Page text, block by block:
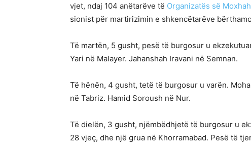
vjet, ndaj 104 anëtarëve të Organizatës së
sionist për martirizimin e shkencëtarëve
Të martën, 5 gusht, pesë të burgosur u
Yari në Malayer. Jahanshah Iravani në Semnan.
Të hënën, 4 gusht, tetë të burgosur u varën.
në Tabriz. Hamid Soroush në Nur.
Të dielën, 3 gusht, njëmbëdhjetë të burgosur u
28 vjeç, dhe një grua në Khorramabad. Pesë të